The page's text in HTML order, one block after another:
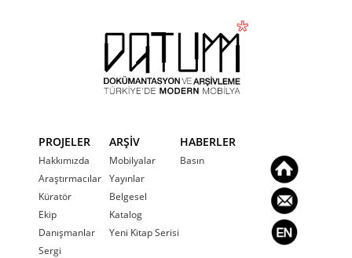
PROJELER
Hakkımızda
Araştırmacılar
Küratör
Ekip
Danışmanlar
Sergi
ARŞİV
Mobilyalar
Yayınlar
Belgesel
Katalog
Yeni Kitap Serisi
HABERLER
Basın